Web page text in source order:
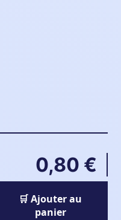
0,80 €
🛒 Ajouter au
panier